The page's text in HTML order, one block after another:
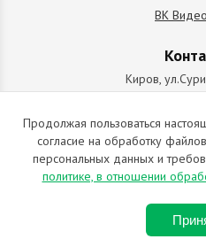
ВК
Киров,
схема
+7 (912)
ИП Позолотин
ИНН 434537218055 / ОГРН ИП
2009-2026 © Все права защищены.
Продолжая пользоваться
согласие на обработку
персональных данных и
политике, в отношении